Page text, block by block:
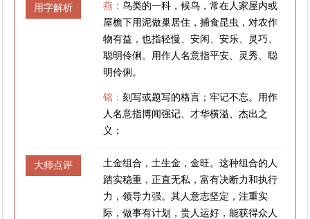
用字解析 燕：鸟类的一科，候鸟，常在人家屋内或
屋檐下用泥做巢居住，捕食昆虫，对农作
物有益，也指轻慢、安闲、安乐、灵巧、
聪明伶俐。用作人名意指平安、灵秀、聪
明伶俐。
铭：刻写或题写的格言；牢记不忘。用作
人名意指博闻强记、才华横溢、杰出之
义；
大师点评
土金组合，土生金，金旺。这种组合的人
踏实稳重，正直无私，富有决断力和执行
力，领导力强。其人意志坚定，注重实
际，做事有计划，贵人运好，能获得众人